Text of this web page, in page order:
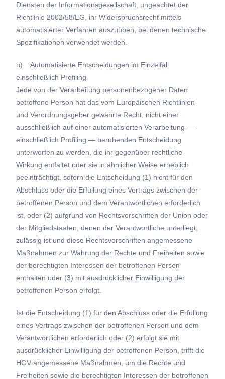
Diensten der Informationsgesellschaft, ungeachtet der
Richtlinie 2002/58/EG, ihr Widerspruchsrecht mittels
automatisierter Verfahren auszuüben, bei denen technische
Spezifikationen verwendet werden.
h) Automatisierte Entscheidungen im Einzelfall
einschließlich Profiling
Jede von der Verarbeitung personenbezogener Daten
betroffene Person hat das vom Europäischen Richtlinien-
und Verordnungsgeber gewährte Recht, nicht einer
ausschließlich auf einer automatisierten Verarbeitung —
einschließlich Profiling — beruhenden Entscheidung
unterworfen zu werden, die ihr gegenüber rechtliche
Wirkung entfaltet oder sie in ähnlicher Weise erheblich
beeinträchtigt, sofern die Entscheidung (1) nicht für den
Abschluss oder die Erfüllung eines Vertrags zwischen der
betroffenen Person und dem Verantwortlichen erforderlich
ist, oder (2) aufgrund von Rechtsvorschriften der Union oder
der Mitgliedstaaten, denen der Verantwortliche unterliegt,
zulässig ist und diese Rechtsvorschriften angemessene
Maßnahmen zur Wahrung der Rechte und Freiheiten sowie
der berechtigten Interessen der betroffenen Person
enthalten oder (3) mit ausdrücklicher Einwilligung der
betroffenen Person erfolgt.
Ist die Entscheidung (1) für den Abschluss oder die Erfüllung
eines Vertrags zwischen der betroffenen Person und dem
Verantwortlichen erforderlich oder (2) erfolgt sie mit
ausdrücklicher Einwilligung der betroffenen Person, trifft die
HGV angemessene Maßnahmen, um die Rechte und
Freiheiten sowie die berechtigten Interessen der betroffenen